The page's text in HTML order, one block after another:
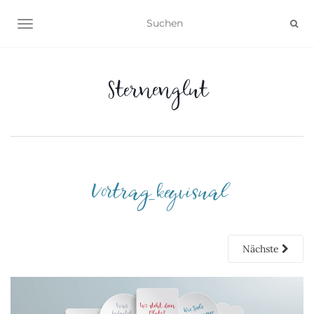
NAVIGATION UMSCHALTEN
Sternenglut
Vortrag_keyvisual
Nächste